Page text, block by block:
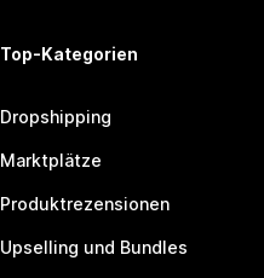
Top-Kategorien
Dropshipping
Marktplätze
Produktrezensionen
Upselling und Bundles